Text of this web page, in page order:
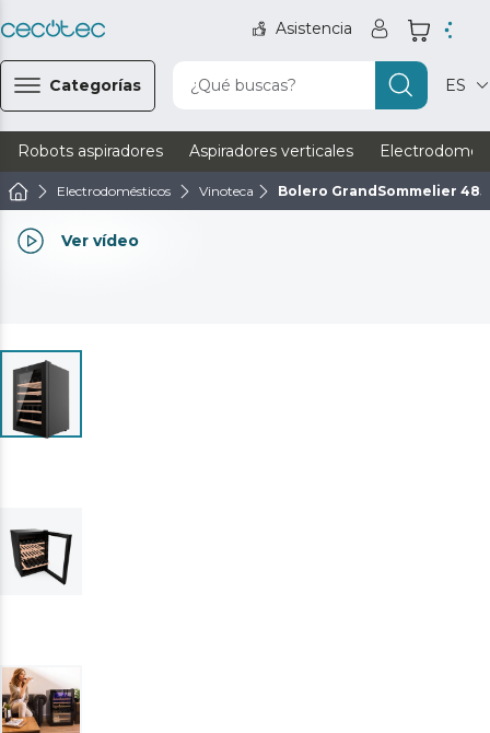
Asistencia
Categorías ¿Qué buscas? ES
Robots aspiradores Aspiradores verticales
Electrodomésticos Vinoteca Bolero GrandSommelier
Ver vídeo